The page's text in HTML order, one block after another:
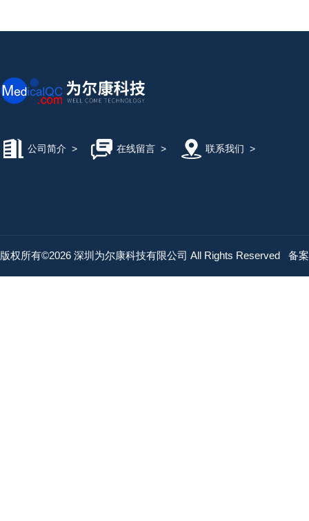
公司简介 > 在线留言> 联系我们 >
版权所有©2026 深圳为尔康科技有限公司 All Rights Reserved 备